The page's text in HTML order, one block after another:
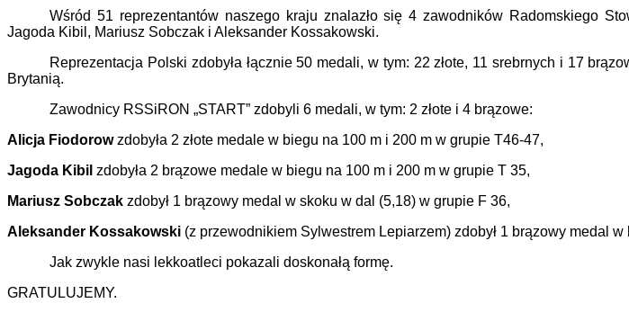
Wśród 51 reprezentantów naszego kraju znalazło się 4 zawodników Radomskiego
Jagoda Kibil, Mariusz Sobczak i Aleksander Kossakowski.
Reprezentacja Polski zdobyła łącznie 50 medali, w tym: 22 złote, 11 srebrnych i 17
Brytanią.
Zawodnicy RSSiRON „START” zdobyli 6 medali, w tym: 2 złote i 4 brązowe:
Alicja Fiodorowzdobyła 2 złote medale w biegu na 100 m i 200 m w grupie T46-47,
Jagoda Kibil zdobyła 2 brązowe medale w biegu na 100 m i 200 m w grupie T 35,
Mariusz Sobczak zdobył 1 brązowy medal w skoku w dal (5,18) w grupie F 36,
Aleksander Kossakowski (z przewodnikiem Sylwestrem Lepiarzem) zdobył 1 brązowy medal
Jak zwykle nasi lekkoatleci pokazali doskonałą formę.
GRATULUJEMY.